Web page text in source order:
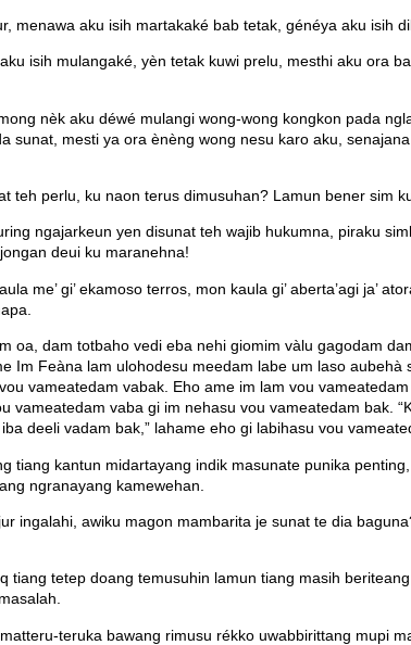
menawa aku isih martakaké bab tetak, généya aku isih
isih mulangaké, yèn tetak kuwi prelu, mesthi aku ora
nèk aku déwé mulangi wong-wong kongkon pada
sunat, mesti ya ora ènèng wong nesu karo aku,
teh perlu, ku naon terus dimusuhan? Lamun bener sim
ngajarkeun yen disunat teh wajib hukumna, piraku
deui ku maranehna!
me’ gi’ ekamoso terros, mon kaula gi’ aberta’agi ja’
oa, dam totbaho vedi eba nehi giomim vàlu gagodam
Im Feàna lam ulohodesu meedam labe um laso
vameatedam vabak. Eho ame im lam vou
vameatedam vaba gi im nehasu vou vameatedam bak.
deeli vadam bak,” lahame eho gi labihasu vou
tiang kantun midartayang indik masunate punika
ngranayang kamewehan.
ingalahi, awiku magon mambarita je sunat te dia
tiang tetep doang temusuhin lamun tiang masih
teruka bawang rimusu rékko uwabbirittang mupi